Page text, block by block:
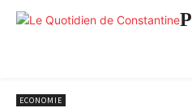
ECONOMIE